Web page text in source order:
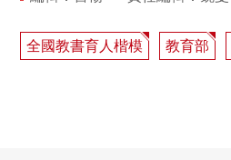
全國教書育人楷模 教育部